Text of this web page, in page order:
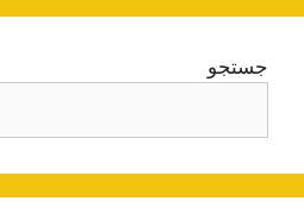
جستجو